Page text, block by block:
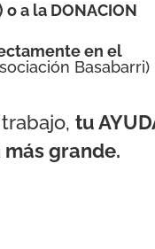
a la DONACION
en el
Basabarri)
trabajo,tu
grande.